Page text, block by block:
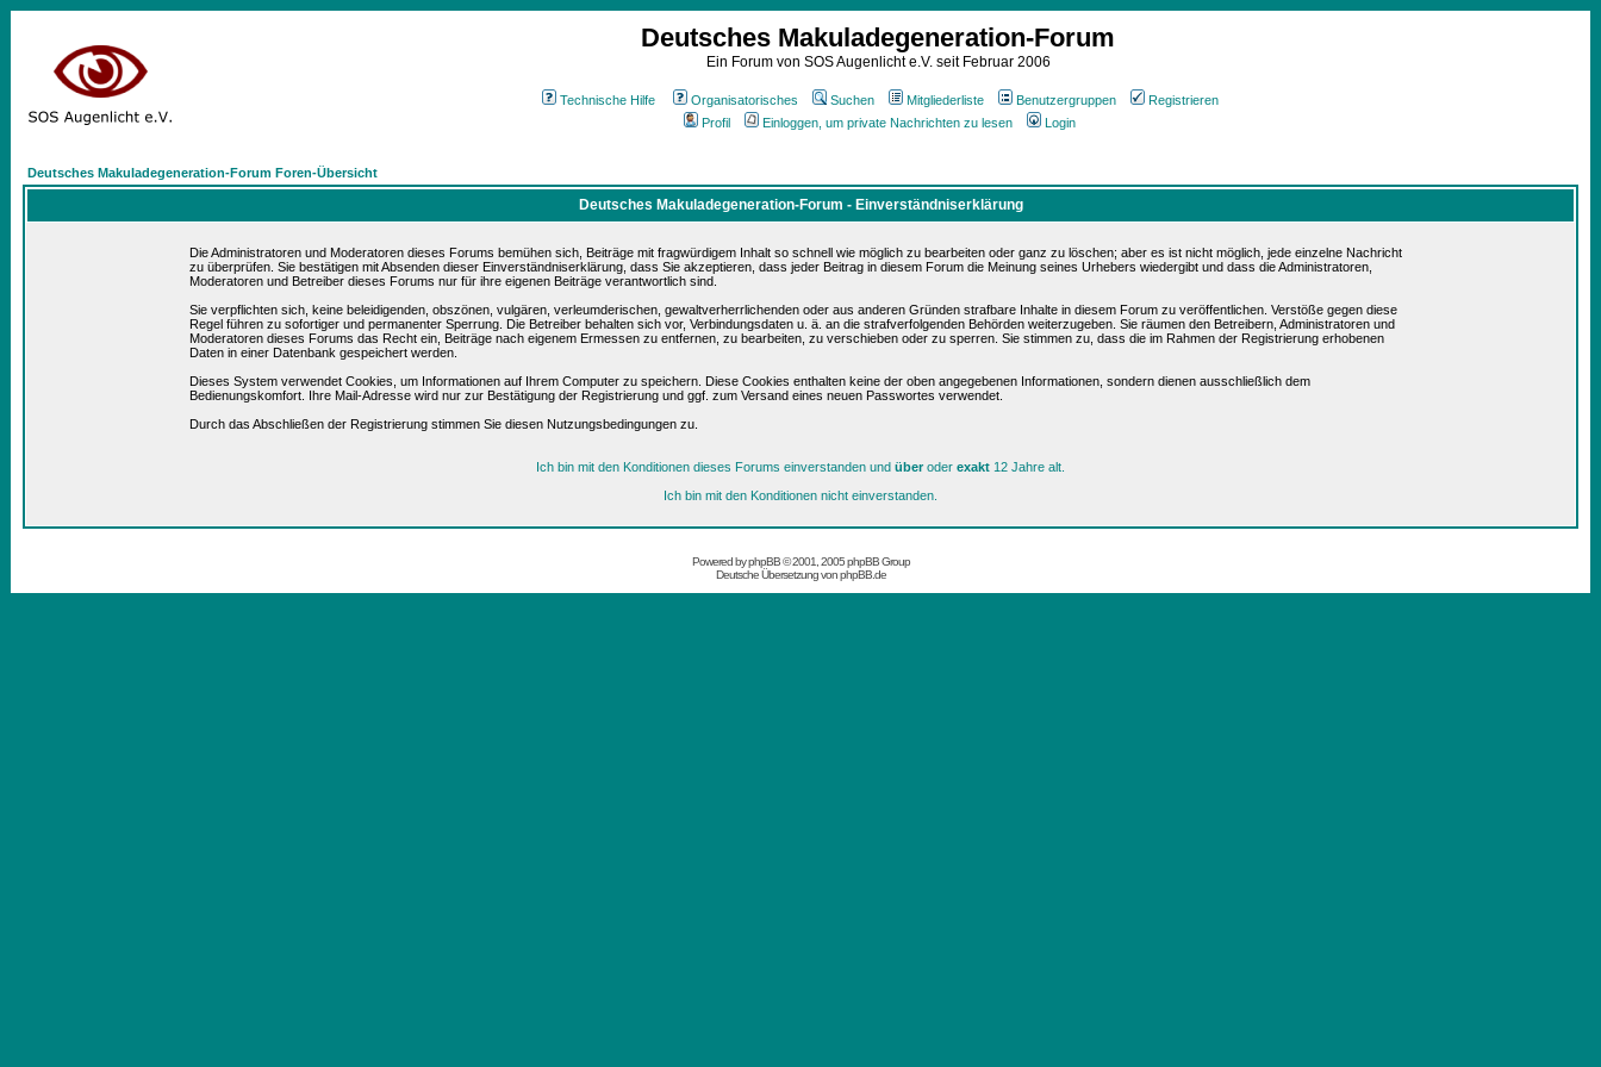
Deutsches Makuladegeneration-Forum
Ein Forum von SOS Augenlicht e.V. seit Februar 2006
Technische Hilfe Organisatorisches Suchen Mitgliederliste Benutzergruppen
Registrieren
Profil
Einloggen, um private Nachrichten zu lesen Login
Deutsches Makuladegeneration-Forum Foren-Übersicht
Deutsches Makuladegeneration-Forum - Einverständniserklärung
Die Administratoren und Moderatoren dieses Forums bemühen sich, Beiträge mit fragwürdigem Inhalt so schnell wie möglich zu bearbeiten oder ganz zu löschen; aber es ist nicht möglich, jede einzelne Nachricht
zu überprüfen. Sie bestätigen mit Absenden dieser Einverständniserklärung, dass Sie akzeptieren, dass jeder Beitrag in diesem Forum die Meinung seines Urhebers wiedergibt und dass die Administratoren,
Moderatoren und Betreiber dieses Forums nur für ihre eigenen Beiträge verantwortlich sind.
Sie verpflichten sich, keine beleidigenden, obszönen, vulgären, verleumderischen, gewaltverherrlichenden oder aus anderen Gründen strafbare Inhalte in diesem Forum zu veröffentlichen. Verstöße gegen diese
Regel führen zu sofortiger und permanenter Sperrung. Die Betreiber behalten sich vor, Verbindungsdaten u. ä. an die strafverfolgenden Behörden weiterzugeben. Sie räumen den Betreibern, Administratoren und
Moderatoren dieses Forums das Recht ein, Beiträge nach eigenem Ermessen zu entfernen, zu bearbeiten, zu verschieben oder zu sperren. Sie stimmen zu, dass die im Rahmen der Registrierung erhobenen
Daten in einer Datenbank gespeichert werden.
Dieses System verwendet Cookies, um Informationen auf Ihrem Computer zu speichern. Diese Cookies enthalten keine der oben angegebenen Informationen, sondern dienen ausschließlich dem
Bedienungskomfort. Ihre Mail-Adresse wird nur zur Bestätigung der Registrierung und ggf. zum Versand eines neuen Passwortes verwendet.
Durch das Abschließen der Registrierung stimmen Sie diesen Nutzungsbedingungen zu.
Ich bin mit den Konditionen dieses Forums einverstanden und überoder exakt 12 Jahre alt.
Ich bin mit den Konditionen nicht einverstanden.
Powered byphpBB© 2001, 2005 phpBB Group
Deutsche Übersetzung vonphpBB.de